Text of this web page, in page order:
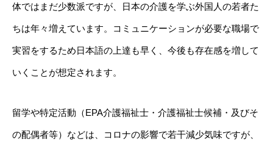
体ではまだ少数派ですが、日本の介護を学ぶ外国人の若者た
ちは年々増えています。コミュニケーションが必要な職場で
実習をするため日本語の上達も早く、今後も存在感を増して
いくことが想定されます。
留学や特定活動（EPA介護福祉士・介護福祉士候補・及びそ
の配偶者等）などは、コロナの影響で若干減少気味ですが、